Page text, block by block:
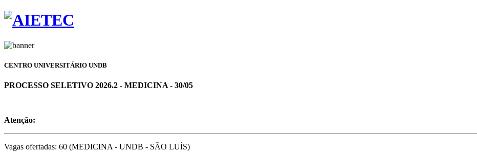
CENTRO UNIVERSITÁRIO UNDB
PROCESSO SELETIVO 2026.2 - MEDICINA - 30/05
Atenção:
Vagas ofertadas: 60 (MEDICINA - UNDB - SÃO LUÍS)